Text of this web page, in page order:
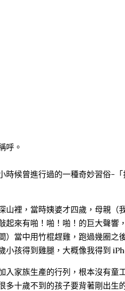
呼。
時候曾進行過的一種奇妙習俗-
山裡，當時姨婆才四歲，母親（
起來有啪！啪！啪！的巨大聲響
）當中用竹棍趕雞，跑過幾圈
小孩得到雞腿，大概像我得到
入家族生產的行列，根本沒有童
多十歲不到的孩子要背著剛出生